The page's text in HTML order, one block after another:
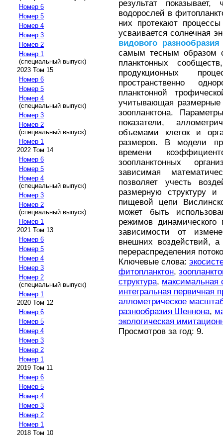
Номер 6
Номер 5
Номер 4
Номер 3
Номер 2
Номер 1
(специальный выпуск)
2023 Том 15
Номер 6
Номер 5
Номер 4
(специальный выпуск)
Номер 3
Номер 2
(специальный выпуск)
Номер 1
2022 Том 14
Номер 6
Номер 5
Номер 4
(специальный выпуск)
Номер 3
Номер 2
(специальный выпуск)
Номер 1
2021 Том 13
Номер 6
Номер 5
Номер 4
Номер 3
Номер 2
(специальный выпуск)
Номер 1
2020 Том 12
Номер 6
Номер 5
Номер 4
Номер 3
Номер 2
Номер 1
2019 Том 11
Номер 6
Номер 5
Номер 4
Номер 3
Номер 2
Номер 1
2018 Том 10
результат
водорослей в
них протекают
усваивается солнечная
видового разнообразия
самым тесным образом
планктонных
продукционных
пространственно
планктонной
учитывающая размерные
зоопланктона.
показатели,
объемами клеток и
размеров. В модели
времени
зоопланктонных
зависимая
позволяет учесть
размерную структуру и
пищевой цепи
может быть
режимов динамического
зависимости от
внешних воздействий, а
перераспределения
Ключевые слова:
фитопланктон,
структура, максимальная
интегральная первичная
аллометрическое
разнообразия Шеннона,
экологическая
Просмотров за год: 9.